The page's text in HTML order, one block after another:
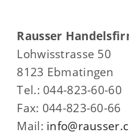
Rausser
Lohwisstrasse 50
8123 Ebmatingen
Tel.: 044-823-60-60
Fax: 044-823-60-66
Mail: